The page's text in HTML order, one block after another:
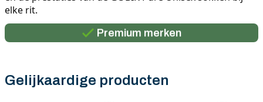
elke rit.
Premium merken
Gelijkaardige producten